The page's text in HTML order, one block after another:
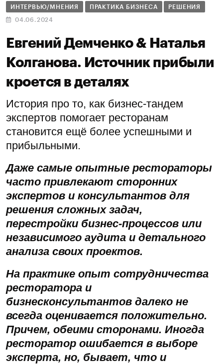
ИНТЕРВЬЮ/МНЕНИЯ ПРАКТИКА БИЗНЕСА РЕШЕНИЯ
04.06.2024
Евгений Демченко & Наталья
Колганова. Источник прибыли
кроется в деталях
История про то, как бизнес-тандем
экспертов помогает ресторанам
становится ещё более успешными и
прибыльными.
Даже самые опытные рестораторы
часто привлекают сторонних
экспертов и консультантов для
решения сложных задач,
перестройки бизнес-процессов или
независимого аудита и детального
анализа своих проектов.
На практике опыт сотрудничества
ресторатора и
бизнесконсультантов далеко не
всегда оценивается положительно.
Причем, обеими сторонами. Иногда
ресторатор ошибается в выборе
эксперта, но, бывает, что и